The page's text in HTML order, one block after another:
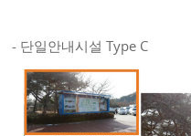
- 단일안내시설 Type C